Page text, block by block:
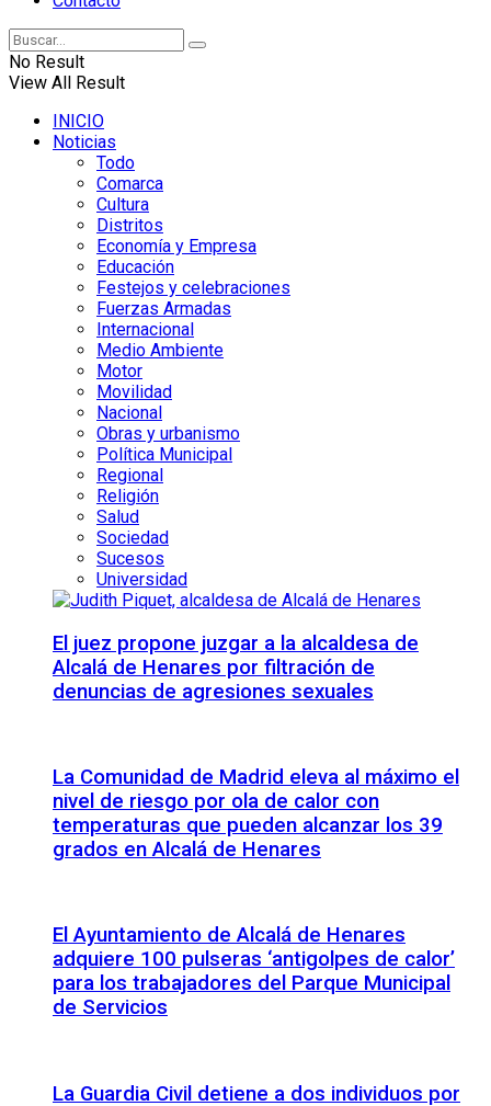
No Result
View All Result
INICIO
Noticias
Todo
Comarca
Cultura
Distritos
Economía y Empresa
Educación
Festejos y celebraciones
Fuerzas Armadas
Internacional
Medio Ambiente
Motor
Movilidad
Nacional
Obras y urbanismo
Política Municipal
Regional
Religión
Salud
Sociedad
Sucesos
Universidad
El juez propone juzgar a la alcaldesa de
Alcalá de Henares por filtración de
denuncias de agresiones sexuales
La Comunidad de Madrid eleva al máximo el
nivel de riesgo por ola de calor con
temperaturas que pueden alcanzar los 39
grados en Alcalá de Henares
El Ayuntamiento de Alcalá de Henares
adquiere 100 pulseras ‘antigolpes de calor’
para los trabajadores del Parque Municipal
de Servicios
La Guardia Civil detiene a dos individuos por